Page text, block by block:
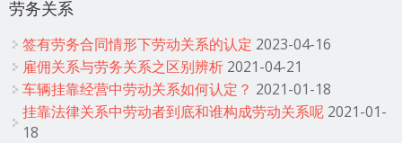
劳务关系
签有劳务合同情形下劳动关系的认定 2023-04-16
雇佣关系与劳务关系之区别辨析 2021-04-21
车辆挂靠经营中劳动关系如何认定？ 2021-01-18
挂靠法律关系中劳动者到底和谁构成劳动关系呢 2021-01-
18